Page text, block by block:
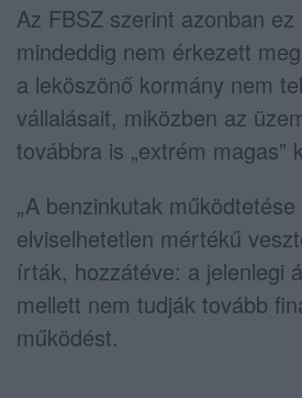
Az FBSZ szerint azonban
mindeddig nem érkezett
a leköszönő kormány nem
vállalásait, miközben az
továbbra is „extrém magas”
„A benzinkutak működtetése
elviselhetetlen mértékű
írták, hozzátéve: a jelenlegi
mellett nem tudják tovább
működést.